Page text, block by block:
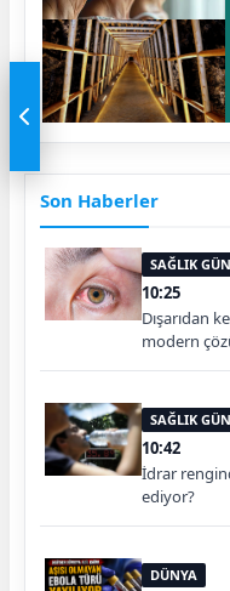
Son Haberler
SAĞLIK
10:25
Dışarıdan
modern
SAĞLIK
10:42
İdrar
ediyor?
DÜNYA